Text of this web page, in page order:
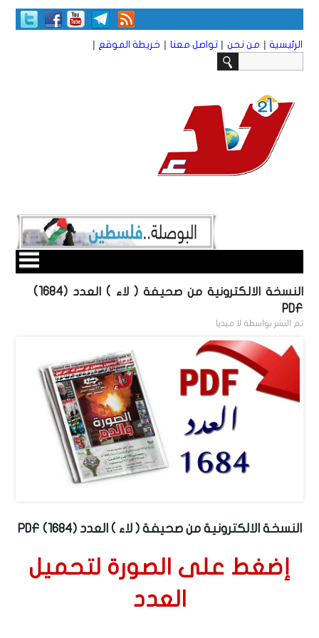
الرئيسية | من نحن | تواصل معنا | خريطة الموقع |
النسخة الالكترونية من صحيفة ( لاء ) العدد (1684)
PDF
تم النشر بواسطة لا ميديا
النسخة الالكترونية من صحيفة ( لاء ) العدد (1684) PDF
إضغط على الصورة لتحميل
العدد